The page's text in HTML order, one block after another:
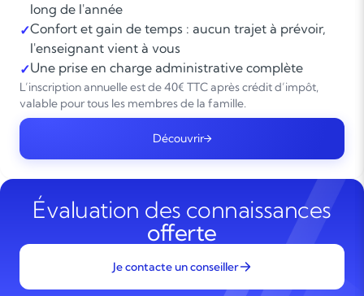
long de l'année
✓Confort et gain de temps : aucun trajet à prévoir,
l'enseignant vient à vous
✓Une prise en charge administrative complète
L’inscription annuelle est de 40€ TTC après crédit d’impôt,
valable pour tous les membres de la famille.
Découvrir
Évaluation des connaissances
offerte
Je contacte un conseiller